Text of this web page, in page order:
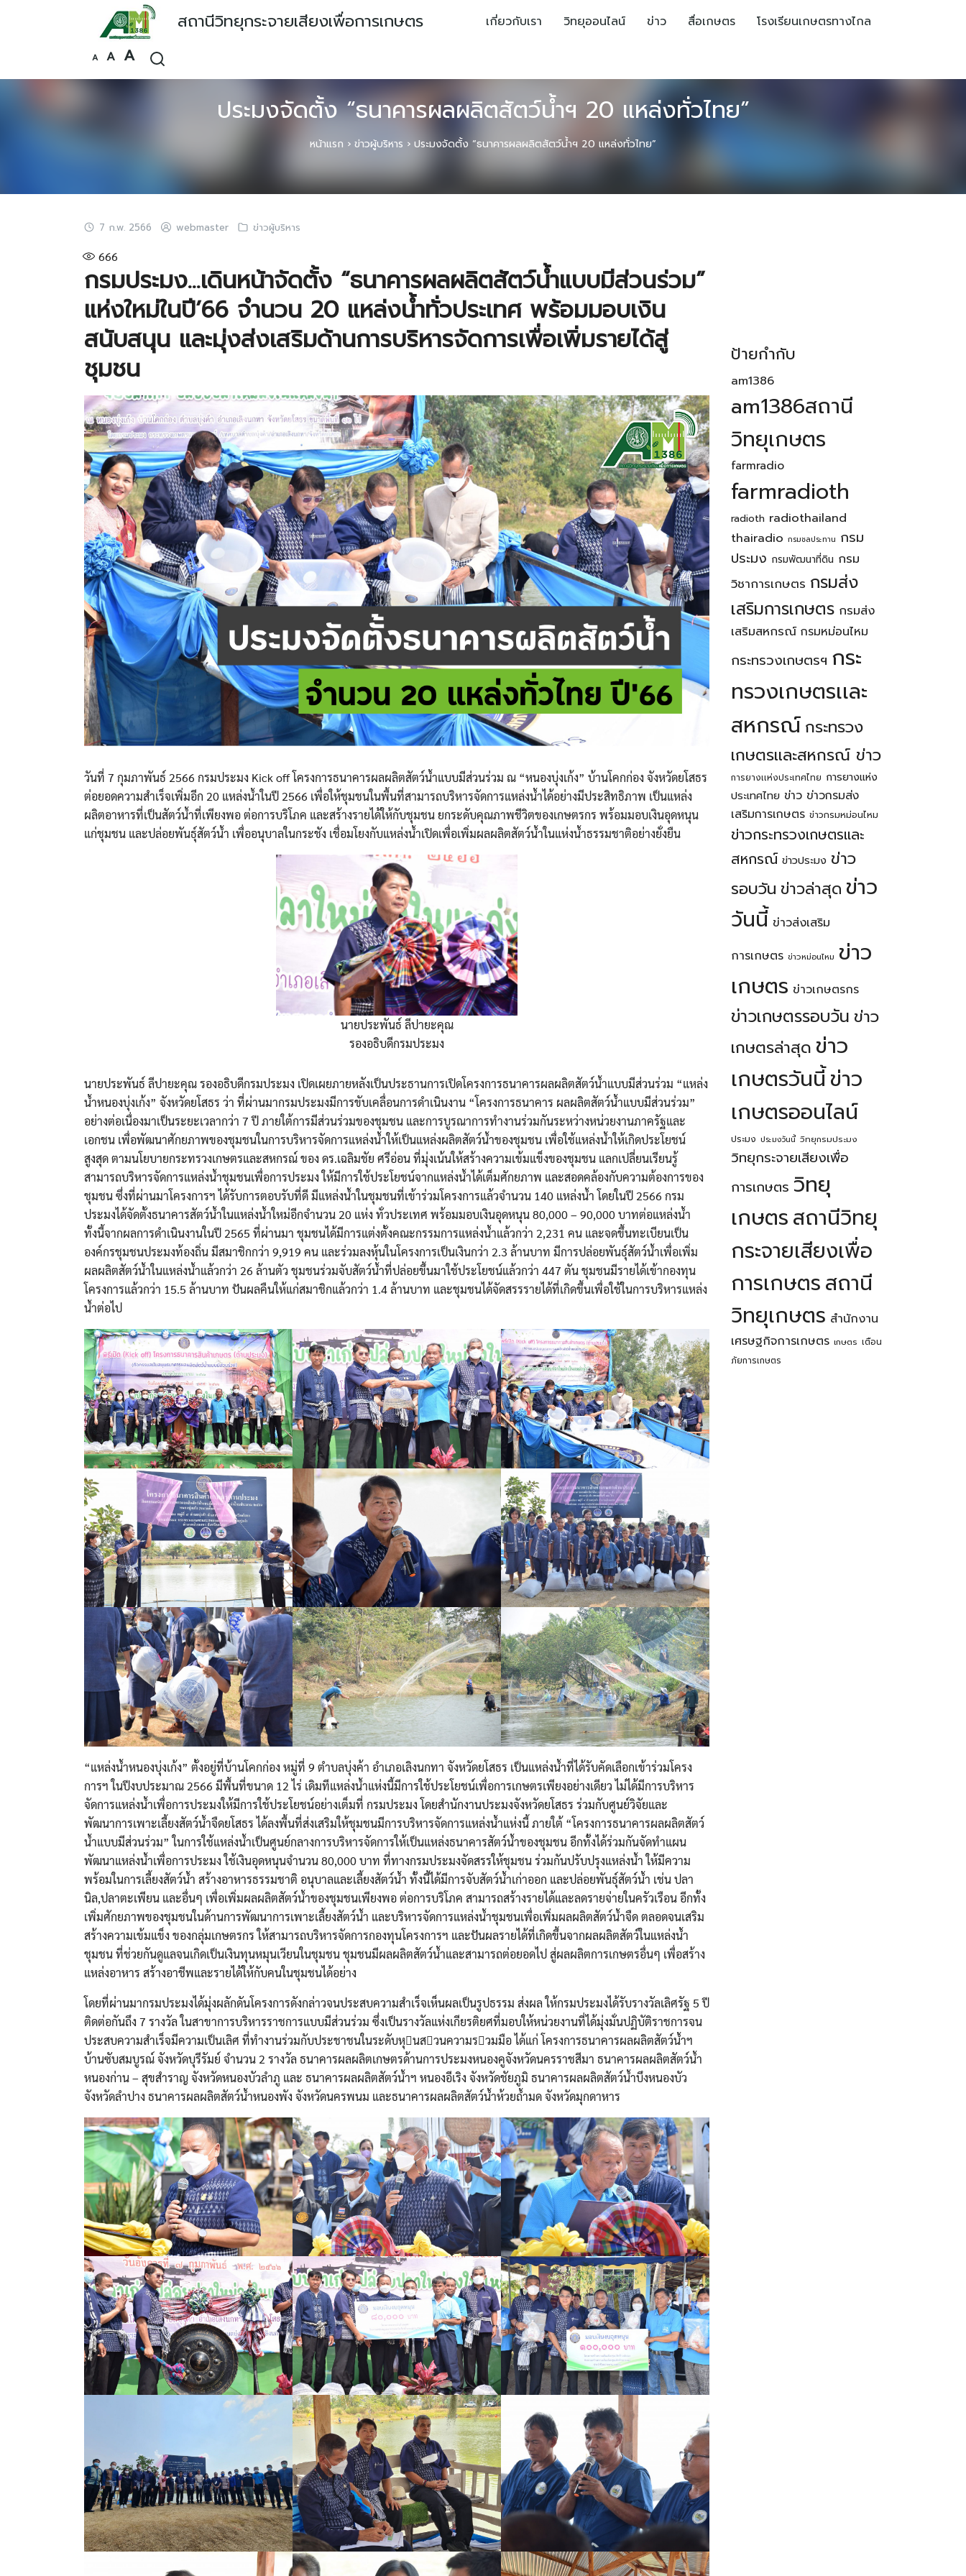
สถานีวิทยุกระจายเสียงเพื่อการเกษตร เกี่ยวกับเรา วิทยุออนไลน์ ข่าว สื่อเกษตร โรงเรียนเกษตรทางไกล
A
Decrease
font
A Reset
font
size.
AIncrease
font
size.
Search
for:
Search
ประมงจัดตั้ง “ธนาคารผลผลิตสัตว์น้ำฯ 20 แหล่งทั่วไทย”
หน้าแรก › ข่าวผู้บริหาร › ประมงจัดตั้ง “ธนาคารผลผลิตสัตว์น้ำฯ 20 แหล่งทั่วไทย”
7 ก.พ. 2566 webmaster ข่าวผู้บริหาร
666
กรมประมง…เดินหน้าจัดตั้ง “ธนาคารผลผลิตสัตว์น้ำแบบมีส่วนร่วม”
แห่งใหม่ในปี’66 จำนวน 20 แหล่งน้ำทั่วประเทศ พร้อมมอบเงิน
สนับสนุน และมุ่งส่งเสริมด้านการบริหารจัดการเพื่อเพิ่มรายได้สู่
ชุมชน
วันที่ 7 กุมภาพันธ์ 2566 กรมประมง Kick off โครงการธนาคารผลผลิตสัตว์น้ำแบบมีส่วนร่วม ณ “หนองบุ่งเก้ง” บ้านโคกก่อง จังหวัดยโสธร
ต่อยอดความสำเร็จเพิ่มอีก 20 แหล่งน้ำในปี 2566 เพื่อให้ชุมชนในพื้นที่สามารถบริหารจัดการแหล่งน้ำได้อย่างมีประสิทธิภาพ เป็นแหล่ง
ผลิตอาหารที่เป็นสัตว์น้ำที่เพียงพอ ต่อการบริโภค และสร้างรายได้ให้กับชุมชน ยกระดับคุณภาพชีวิตของเกษตรกร พร้อมมอบเงินอุดหนุน
แก่ชุมชน และปล่อยพันธุ์สัตว์น้ำ เพื่ออนุบาลในกระชัง เชื่อมโยงกับแหล่งน้ำเปิดเพื่อเพิ่มผลผลิตสัตว์น้ำในแห่งน้ำธรรมชาติอย่างยั่งยืน
นายประพันธ์ ลีปายะคุณ
รองอธิบดีกรมประมง
นายประพันธ์ ลีปายะคุณ รองอธิบดีกรมประมง เปิดเผยภายหลังเป็นประธานการเปิดโครงการธนาคารผลผลิตสัตว์น้ำแบบมีส่วนร่วม “แหล่ง
น้ำหนองบุ่งเก้ง” จังหวัดยโสธร ว่า ที่ผ่านมากรมประมงมีการขับเคลื่อนการดำเนินงาน “โครงการธนาคาร ผลผลิตสัตว์น้ำแบบมีส่วนร่วม”
อย่างต่อเนื่องมาเป็นระยะเวลากว่า 7 ปี ภายใต้การมีส่วนร่วมของชุมชน และการบูรณาการทำงานร่วมกันระหว่างหน่วยงานภาครัฐและ
เอกชน เพื่อพัฒนาศักยภาพของชุมชนในการบริหารจัดการแหล่งน้ำให้เป็นแหล่งผลิตสัตว์น้ำของชุมชน เพื่อใช้แหล่งน้ำให้เกิดประโยชน์
สูงสุด ตามนโยบายกระทรวงเกษตรและสหกรณ์ ของ ดร.เฉลิมชัย ศรีอ่อน ที่มุ่งเน้นให้สร้างความเข้มแข็งของชุมชน แลกเปลี่ยนเรียนรู้
สามารถบริหารจัดการแหล่งน้ำชุมชนเพื่อการประมง ให้มีการใช้ประโยชน์จากแหล่งน้ำได้เต็มศักยภาพ และสอดคล้องกับความต้องการของ
ชุมชน ซึ่งที่ผ่านมาโครงการฯ ได้รับการตอบรับที่ดี มีแหล่งน้ำในชุมชนที่เข้าร่วมโครงการแล้วจำนวน 140 แหล่งน้ำ โดยในปี 2566 กรม
ประมงได้จัดตั้งธนาคารสัตว์น้ำในแหล่งน้ำใหม่อีกจำนวน 20 แห่ง ทั่วประเทศ พร้อมมอบเงินอุดหนุน 80,000 – 90,000 บาทต่อแหล่งน้ำ
ทั้งนี้จากผลการดำเนินงานในปี 2565 ที่ผ่านมา ชุมชนได้มีการแต่งตั้งคณะกรรมการแหล่งน้ำแล้วกว่า 2,231 คน และจดขึ้นทะเบียนเป็น
องค์กรชุมชนประมงท้องถิ่น มีสมาชิกกว่า 9,919 คน และร่วมลงหุ้นในโครงการเป็นเงินกว่า 2.3 ล้านบาท มีการปล่อยพันธุ์สัตว์น้ำเพื่อเพิ่ม
ผลผลิตสัตว์น้ำในแหล่งน้ำแล้วกว่า 26 ล้านตัว ชุมชนร่วมจับสัตว์น้ำที่ปล่อยขึ้นมาใช้ประโยชน์แล้วกว่า 447 ตัน ชุมชนมีรายได้เข้ากองทุน
โครงการแล้วกว่า 15.5 ล้านบาท ปันผลคืนให้แก่สมาชิกแล้วกว่า 1.4 ล้านบาท และชุมชนได้จัดสรรรายได้ที่เกิดขึ้นเพื่อใช้ในการบริหารแหล่ง
น้ำต่อไป
“แหล่งน้ำหนองบุ่งเก้ง” ตั้งอยู่ที่บ้านโคกก่อง หมู่ที่ 9 ตำบลบุ่งค้า อำเภอเลิงนกทา จังหวัดยโสธร เป็นแหล่งน้ำที่ได้รับคัดเลือกเข้าร่วมโครง
การฯ ในปีงบประมาณ 2566 มีพื้นที่ขนาด 12 ไร่ เดิมทีแหล่งน้ำแห่งนี้มีการใช้ประโยชน์เพื่อการเกษตรเพียงอย่างเดียว ไม่ได้มีการบริหาร
จัดการแหล่งน้ำเพื่อการประมงให้มีการใช้ประโยชน์อย่างเต็มที่ กรมประมง โดยสำนักงานประมงจังหวัดยโสธร ร่วมกับศูนย์วิจัยและ
พัฒนาการเพาะเลี้ยงสัตว์น้ำจืดยโสธร ได้ลงพื้นที่ส่งเสริมให้ชุมชนมีการบริหารจัดการแหล่งน้ำแห่งนี้ ภายใต้ “โครงการธนาคารผลผลิตสัตว์
น้ำแบบมีส่วนร่วม” ในการใช้แหล่งน้ำเป็นศูนย์กลางการบริหารจัดการให้เป็นแหล่งธนาคารสัตว์น้ำของชุมชน อีกทั้งได้ร่วมกันจัดทำแผน
พัฒนาแหล่งน้ำเพื่อการประมง ใช้เงินอุดหนุนจำนวน 80,000 บาท ที่ทางกรมประมงจัดสรรให้ชุมชน ร่วมกันปรับปรุงแหล่งน้ำ ให้มีความ
พร้อมในการเลี้ยงสัตว์น้ำ สร้างอาหารธรรมชาติ อนุบาลและเลี้ยงสัตว์น้ำ ทั้งนี้ได้มีการจับสัตว์น้ำเก่าออก และปล่อยพันธุ์สัตว์น้ำ เช่น ปลา
นิล,ปลาตะเพียน และอื่นๆ เพื่อเพิ่มผลผลิตสัตว์น้ำของชุมชนเพียงพอ ต่อการบริโภค สามารถสร้างรายได้และลดรายจ่ายในครัวเรือน อีกทั้ง
เพิ่มศักยภาพของชุมชนในด้านการพัฒนาการเพาะเลี้ยงสัตว์น้ำ และบริหารจัดการแหล่งน้ำชุมชนเพื่อเพิ่มผลผลิตสัตว์น้ำจืด ตลอดจนเสริม
สร้างความเข้มแข็ง ของกลุ่มเกษตรกร ให้สามารถบริหารจัดการกองทุนโครงการฯ และปันผลรายได้ที่เกิดขึ้นจากผลผลิตสัตว์ในแหล่งน้ำ
ชุมชน ที่ช่วยกันดูแลจนเกิดเป็นเงินทุนหมุนเวียนในชุมชน ชุมชนมีผลผลิตสัตว์น้ำและสามารถต่อยอดไป สู่ผลผลิตการเกษตรอื่นๆ เพื่อสร้าง
แหล่งอาหาร สร้างอาชีพและรายได้ให้กับคนในชุมชนได้อย่าง
โดยที่ผ่านมากรมประมงได้มุ่งผลักดันโครงการดังกล่าวจนประสบความสำเร็จเห็นผลเป็นรูปธรรม ส่งผล ให้กรมประมงได้รับรางวัลเลิศรัฐ 5 ปี
ติดต่อกันถึง 7 รางวัล ในสาขาการบริหารราชการแบบมีส่วนร่วม ซึ่งเป็นรางวัลแห่งเกียรติยศที่มอบให้หน่วยงานที่ได้มุ่งมั่นปฏิบัติราชการจน
ประสบความสำเร็จมีความเป็นเลิศ ที่ทํางานร่วมกับประชาชนในระดับหุนสวนความรวมมือ ได้แก่ โครงการธนาคารผลผลิตสัตว์น้ำฯ
บ้านซับสมบูรณ์ จังหวัดบุรีรัมย์ จำนวน 2 รางวัล ธนาคารผลผลิตเกษตรด้านการประมงหนองคูจังหวัดนครราชสีมา ธนาคารผลผลิตสัตว์น้ำ
หนองก่าน – สุขสำราญ จังหวัดหนองบัวลำภู และ ธนาคารผลผลิตสัตว์น้ำฯ หนองอีเริง จังหวัดชัยภูมิ ธนาคารผลผลิตสัตว์น้ำบึงหนองบัว
จังหวัดลำปาง ธนาคารผลผลิตสัตว์น้ำหนองพัง จังหวัดนครพนม และธนาคารผลผลิตสัตว์น้ำห้วยถ้ำมด จังหวัดมุกดาหาร
ป้ายกำกับ
am1386
am1386สถานี
วิทยุเกษตร
farmradio
farmradioth
radioth radiothailand
thairadio กรมชลประทาน กรม
ประมง กรมพัฒนาที่ดิน กรม
วิชาการเกษตร กรมส่ง
เสริมการเกษตร กรมส่ง
เสริมสหกรณ์ กรมหม่อนไหม
กระทรวงเกษตรฯ กระ
ทรวงเกษตรเเละ
สหกรณ์ กระทรวง
เกษตรเเละสหกรณ์ ข่าว
การยางเเห่งประเทศไทย การยางแห่ง
ประเทศไทย ข่าว ข่าวกรมส่ง
เสริมการเกษตร ข่าวกรมหม่อนไหม
ข่าวกระทรวงเกษตรเเละ
สหกรณ์ ข่าวประมง ข่าว
รอบวัน ข่าวล่าสุด ข่าว
วันนี้ ข่าวส่งเสริม
การเกษตร ข่าวหม่อนไหม ข่าว
เกษตร ข่าวเกษตรกร
ข่าวเกษตรรอบวัน ข่าว
เกษตรล่าสุด ข่าว
เกษตรวันนี้ ข่าว
เกษตรออนไลน์
ประมง ประมงวันนี้ วิทยุกรมประมง
วิทยุกระจายเสียงเพื่อ
การเกษตร วิทยุ
เกษตรสถานีวิทยุ
กระจายเสียงเพื่อ
การเกษตรสถานี
วิทยุเกษตร สำนักงาน
เศรษฐกิจการเกษตร เกษตร เตือน
ภัยการเกษตร